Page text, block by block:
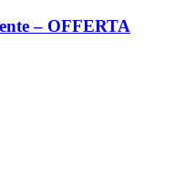
– OFFERTA